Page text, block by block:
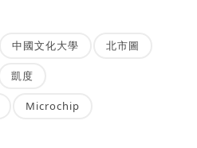
中國文化大學 北市圖
凱度
Microchip